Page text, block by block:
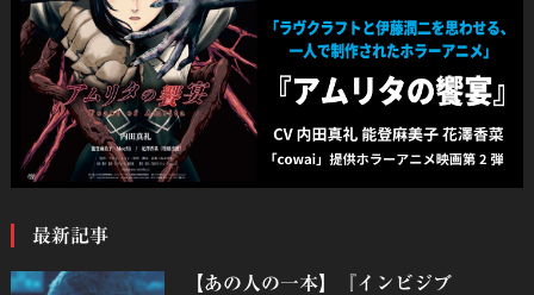
最新記事
【あの人の一本】『インビジブ